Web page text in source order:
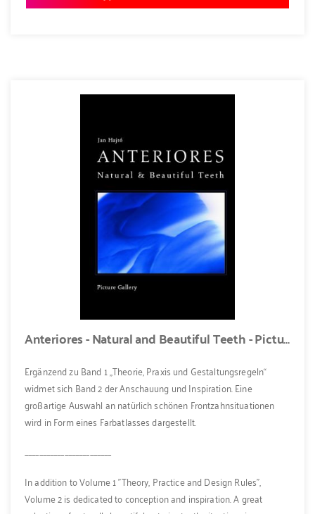
Anteriores - Natural and Beautiful Teeth - Picture Gallery, Band 2, englisch
Ergänzend zu Band 1 „Theorie, Praxis und Gestaltungsregeln“
widmet sich Band 2 der Anschauung und Inspiration. Eine
großartige Auswahl an natürlich schönen Frontzahnsituationen
wird in Form eines Farbatlasses dargestellt.
________________________
In addition to Volume 1 "Theory, Practice and Design Rules",
Volume 2 is dedicated to conception and inspiration. A great